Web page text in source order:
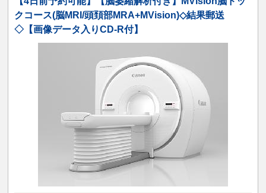
クコース(脳MRI/頭頚部MRA+MVision)◇結果郵送
◇【画像データ入りCD-R付】